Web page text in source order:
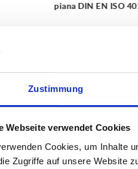
Zustimmung
Webseite verwendet Cookies
Cookies, um Inhalte
Zugriffe auf unsere Website